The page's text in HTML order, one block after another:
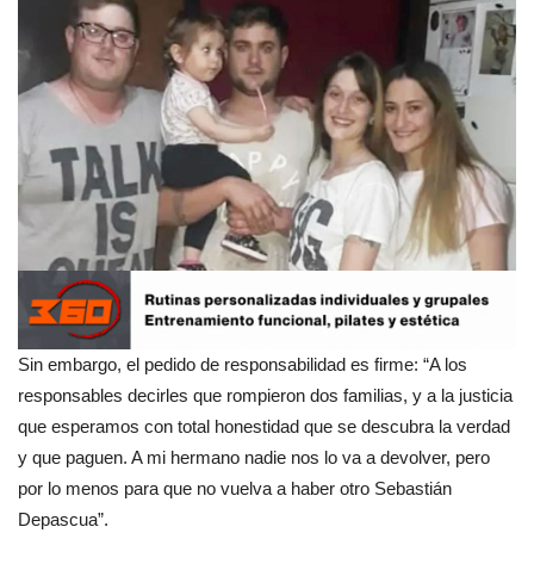
Sin embargo, el pedido de responsabilidad es firme: “A los
responsables decirles que rompieron dos familias, y a la justicia
que esperamos con total honestidad que se descubra la verdad
y que paguen. A mi hermano nadie nos lo va a devolver, pero
por lo menos para que no vuelva a haber otro Sebastián
Depascua”.